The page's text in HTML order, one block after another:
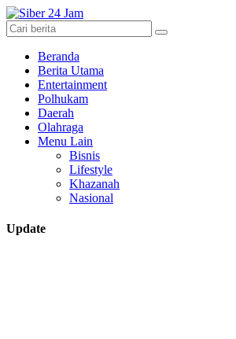
Beranda
Berita Utama
Entertainment
Polhukam
Daerah
Olahraga
Menu Lain
Bisnis
Lifestyle
Khazanah
Nasional
Update